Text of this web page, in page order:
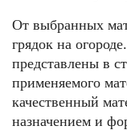
От выбранных
грядок на
представлены в
применяемого
качественный
назначением и